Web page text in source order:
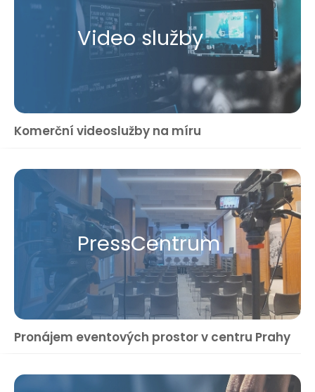
Video služby
Komerční videoslužby na míru
Press​Centrum
Pronájem eventových prostor v centru Prahy